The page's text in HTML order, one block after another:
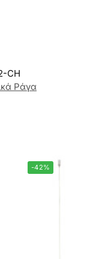
CH
Ράγα
-42%